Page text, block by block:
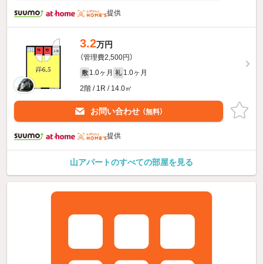
提供
3.2万円
（管理費2,500円）
敷 1.0ヶ月 礼 1.0ヶ月
2階 / 1R / 14.0㎡
お問い合わせ （無料）
提供
山アパートのすべての部屋を見る